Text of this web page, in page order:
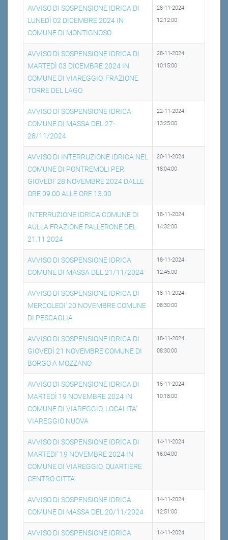
AVVISO DI SOSPENSIONE IDRICA DI
LUNEDÌ 02 DICEMBRE 2024 IN
COMUNE DI MONTIGNOSO
28-11-2024
12:12:00
AVVISO DI SOSPENSIONE IDRICA DI
MARTEDÌ 03 DICEMBRE 2024 IN
COMUNE DI VIAREGGIO, FRAZIONE
TORRE DEL LAGO
28-11-2024
10:15:00
AVVISO DI SOSPENSIONE IDRICA
COMUNE DI MASSA DEL 27-
28/11/2024
22-11-2024
13:25:00
AVVISO DI INTERRUZIONE IDRICA NEL
COMUNE DI PONTREMOLI PER
GIOVEDI' 28 NOVEMBRE 2024 DALLE
ORE 09.00 ALLE ORE 13.00
20-11-2024
18:04:00
INTERRUZIONE IDRICA COMUNE DI
AULLA FRAZIONE PALLERONE DEL
21.11.2024
18-11-2024
14:32:00
AVVISO DI SOSPENSIONE IDRICA
COMUNE DI MASSA DEL 21/11/2024
18-11-2024
12:45:00
AVVISO DI SOSPENSIONE IDRICA DI
MERCOLEDI' 20 NOVEMBRE COMUNE
DI PESCAGLIA
18-11-2024
08:30:00
AVVISO DI SOSPENSIONE IDRICA DI
GIOVEDÌ 21 NOVEMBRE COMUNE DI
BORGO A MOZZANO
18-11-2024
08:30:00
AVVISO DI SOSPENSIONE IDRICA DI
MARTEDÌ 19 NOVEMBRE 2024 IN
COMUNE DI VIAREGGIO, LOCALITA’
VIAREGGIO NUOVA
15-11-2024
10:18:00
AVVISO DI SOSPENSIONE IDRICA DI
MARTEDI’ 19 NOVEMBRE 2024 IN
COMUNE DI VIAREGGIO, QUARTIERE
CENTRO CITTA’
14-11-2024
16:04:00
AVVISO DI SOSPENSIONE IDRICA
COMUNE DI MASSA DEL 20/11/2024
14-11-2024
12:51:00
AVVISO DI SOSPENSIONE IDRICA 14-11-2024